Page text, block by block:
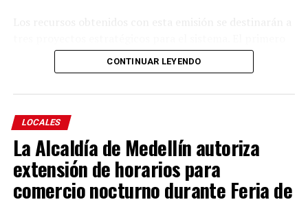
es la adquisición, con ensamblaje local, de 13 trenes
eléctricos nuevos, equivalentes a 39 vagones, que
modernización de los computadores de control de todos
los trenes, lo que fortalecerá la mantenibilidad, la
seguridad y la eficiencia del servicio. El tercero
corresponde al reperfilamiento de la deuda de los trenes
adquiridos en 2015, con el fin de optimizar la gestión
CONTINUAR LEYENDO
LOCALES
La Alcaldía de Medellín autoriza
extensión de horarios para
comercio nocturno durante Feria de